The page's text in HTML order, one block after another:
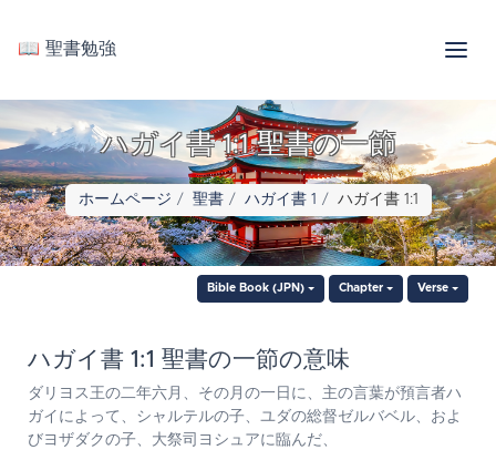
📖 聖書勉強
ハガイ書 1:1 聖書の一節
ホームページ 聖書 ハガイ書 1 ハガイ書 1:1
Bible Book (JPN) Chapter Verse
ハガイ書 1:1 聖書の一節の意味
ダリヨス王の二年六月、その月の一日に、主の言葉が預言者ハ
ガイによって、シャルテルの子、ユダの総督ゼルバベル、およ
びヨザダクの子、大祭司ヨシュアに臨んだ、